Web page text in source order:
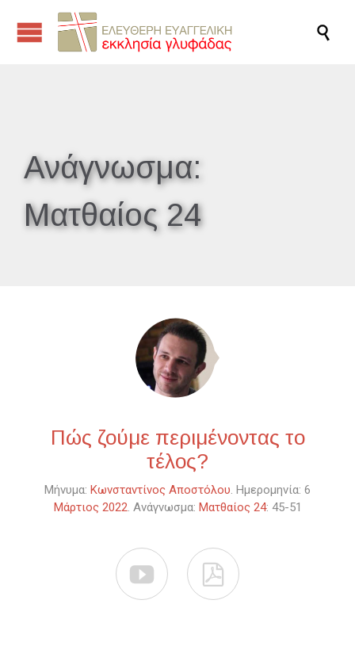

Ανάγνωσμα:
Ματθαίος 24
Πώς ζούμε περιμένοντας το
τέλος?
Μήνυμα: Κωνσταντίνος Αποστόλου. Ημερομηνία: 6
Μάρτιος 2022. Ανάγνωσμα: Ματθαίος 24: 45-51
 